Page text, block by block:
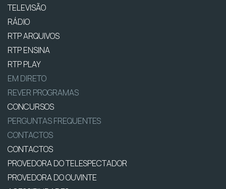
TELEVISÃO
RÁDIO
RTP ARQUIVOS
RTP ENSINA
RTP PLAY
EM DIRETO
REVER PROGRAMAS
CONCURSOS
PERGUNTAS FREQUENTES
CONTACTOS
CONTACTOS
PROVEDORA DO TELESPECTADOR
PROVEDORA DO OUVINTE